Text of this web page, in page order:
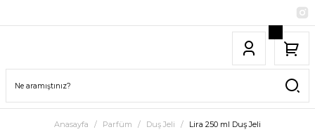
Anasayfa Parfüm Duş Jeli Lira 250 ml Duş Jeli